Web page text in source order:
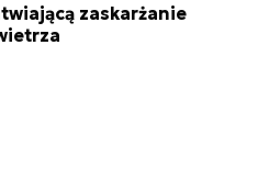
zaskarżanie